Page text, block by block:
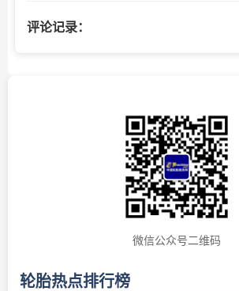
评论记录：
微信公众号二维码
轮胎热点排行榜